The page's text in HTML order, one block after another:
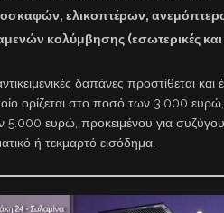
ελικοπτέρων,
κολύμβησης (εσωτερικές και
δαπάνες προστίθεται
ορίζεται στο ποσό των 3.000
5.000 ευρώ, προκειμένου για
ή τεκμαρτό εισόδημα.